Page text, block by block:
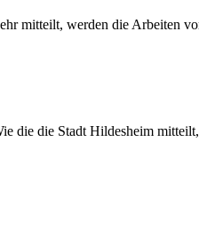
mitteilt, werden die Arbeiten
die die Stadt Hildesheim